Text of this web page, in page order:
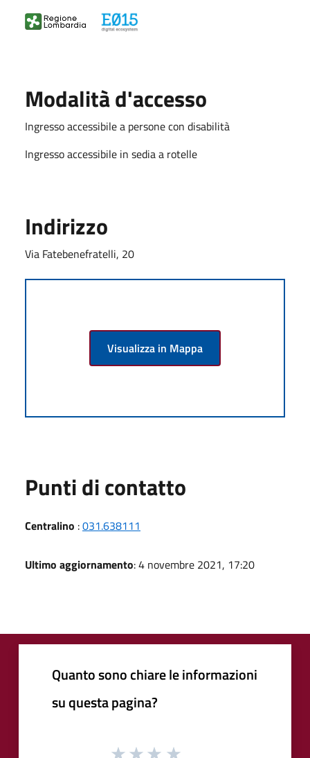
Modalità d'accesso
Ingresso accessibile a persone con disabilità
Ingresso accessibile in sedia a rotelle
Indirizzo
Via Fatebenefratelli, 20
Visualizza in Mappa
Punti di contatto
Centralino :031.638111
Ultimo aggiornamento: 4 novembre 2021, 17:20
Quanto sono chiare le informazioni
su questa pagina?